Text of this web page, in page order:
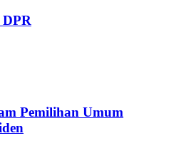
Pemilihan Umum